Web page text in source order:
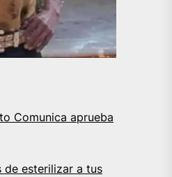
Comunica aprueba
de esterilizar a tus